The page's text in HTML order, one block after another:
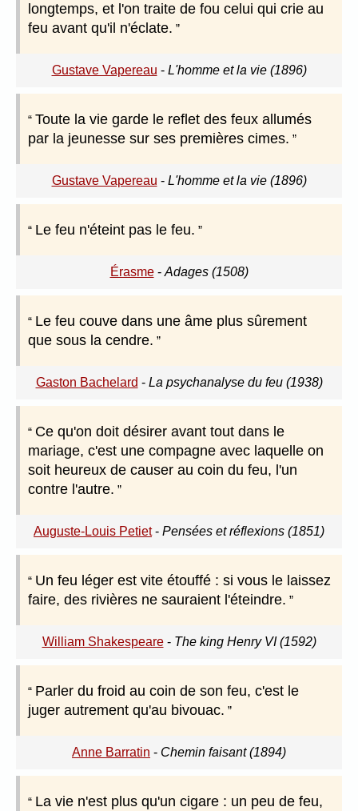
longtemps, et l'on traite de fou celui qui crie au
feu avant qu'il n'éclate.
Gustave Vapereau - L'homme et la vie (1896)
Toute la vie garde le reflet des feux allumés
par la jeunesse sur ses premières cimes.
Gustave Vapereau - L'homme et la vie (1896)
Le feu n'éteint pas le feu.
Érasme- Adages (1508)
Le feu couve dans une âme plus sûrement
que sous la cendre.
Gaston Bachelard - La psychanalyse du feu (1938)
Ce qu'on doit désirer avant tout dans le
mariage, c'est une compagne avec laquelle on
soit heureux de causer au coin du feu, l'un
contre l'autre.
Auguste-Louis Petiet- Pensées et réflexions (1851)
Un feu léger est vite étouffé : si vous le laissez
faire, des rivières ne sauraient l'éteindre.
William Shakespeare- The king Henry VI (1592)
Parler du froid au coin de son feu, c'est le
juger autrement qu'au bivouac.
Anne Barratin - Chemin faisant (1894)
La vie n'est plus qu'un cigare : un peu de feu,